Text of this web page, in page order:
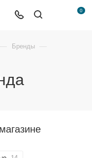
0
— Бренды —